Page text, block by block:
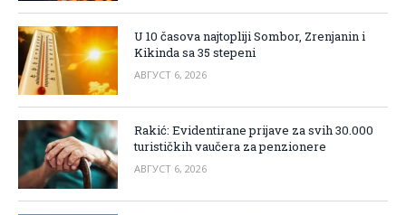
U 10 časova najtopliji Sombor, Zrenjanin i
Kikinda sa 35 stepeni
АВГУСТ 6, 2026
Rakić: Evidentirane prijave za svih 30.000
turističkih vaučera za penzionere
АВГУСТ 6, 2026